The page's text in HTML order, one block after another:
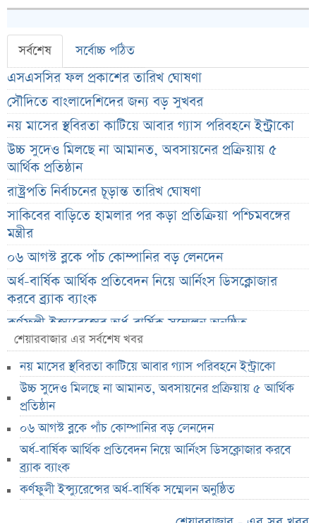
সর্বশেষ সর্বোচ্চ পঠিত
এসএসসির ফল প্রকাশের তারিখ ঘোষণা
সৌদিতে বাংলাদেশিদের জন্য বড় সুখবর
নয় মাসের স্থবিরতা কাটিয়ে আবার গ্যাস পরিবহনে ইন্ট্রাকো
উচ্চ সুদেও মিলছে না আমানত, অবসায়নের প্রক্রিয়ায় ৫
আর্থিক প্রতিষ্ঠান
রাষ্ট্রপতি নির্বাচনের চূড়ান্ত তারিখ ঘোষণা
সাকিবের বাড়িতে হামলার পর কড়া প্রতিক্রিয়া পশ্চিমবঙ্গের
মন্ত্রীর
০৬ আগস্ট ব্লকে পাঁচ কোম্পানির বড় লেনদেন
অর্ধ-বার্ষিক আর্থিক প্রতিবেদন নিয়ে আর্নিংস ডিসক্লোজার
করবে ব্র্যাক ব্যাংক
কর্ণফুলী ইন্স্যুরেন্সের অর্ধ-বার্ষিক সম্মেলন অনুষ্ঠিত
৭৫ হাজার ২৮৩ শেয়ার মনোনীত উত্তরাধিকারীর নামে
হস্তান্তর
আস্থা থাকলেও বাজারে অস্থিরতা, তদারকি বাড়ানোর পরামর্শ
০৬ আগস্ট লেনদেনের শীর্ষ ১০ শেয়ার
০৬ আগস্ট দর পতনের শীর্ষ ১০ শেয়ার
০৬ আগস্ট দর বৃদ্ধির শীর্ষ ১০ শেয়ার
দেশি ৫ মাছে মিলল মাইক্রোপ্লাস্টিক!
শেয়ারবাজার এর সর্বশেষ খবর
নয় মাসের স্থবিরতা কাটিয়ে আবার গ্যাস পরিবহনে ইন্ট্রাকো
উচ্চ সুদেও মিলছে না আমানত, অবসায়নের প্রক্রিয়ায় ৫ আর্থিক
প্রতিষ্ঠান
০৬ আগস্ট ব্লকে পাঁচ কোম্পানির বড় লেনদেন
অর্ধ-বার্ষিক আর্থিক প্রতিবেদন নিয়ে আর্নিংস ডিসক্লোজার করবে
ব্র্যাক ব্যাংক
কর্ণফুলী ইন্স্যুরেন্সের অর্ধ-বার্ষিক সম্মেলন অনুষ্ঠিত